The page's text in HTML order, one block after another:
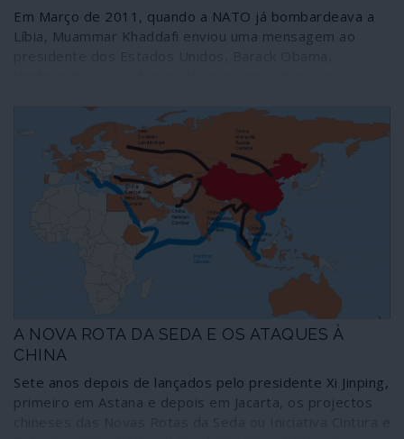
Em Março de 2011, quando a NATO já bombardeava a
Líbia, Muammar Khaddafi enviou uma mensagem ao
nada mais”, pelo que a intervenção estrangeira “era um
risco de consequências incalculáveis no Mediterrâneo e
na Europa”. O apelo do dirigente líbio não surtiu efeito:
afinal, para as forças atlantistas a operação não era “um
risco” mas sim uma estratégia deliberada – para todos
os efeitos, uma estratégia terrorista.
A NOVA ROTA DA SEDA E OS ATAQUES À
CHINA
Sete anos depois de lançados pelo presidente Xi Jinping,
primeiro em Astana e depois em Jacarta, os projectos